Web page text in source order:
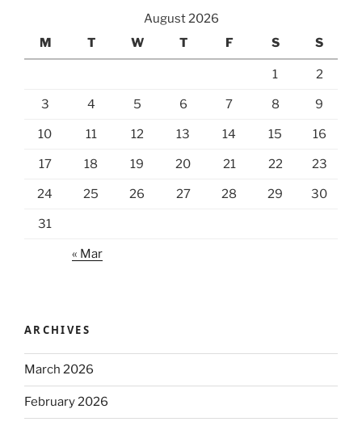
August 2026
M
T W T F S S
1 2
3 4 5 6 7 8 9
10 11 12 13 14 15 16
17 18 19 20 21 22 23
24 25 26 27 28 29 30
31
« Mar
ARCHIVES
March 2026
February 2026